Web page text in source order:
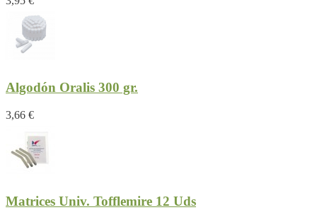
Algodón Oralis 300 gr.
3,66 €
Matrices Univ. Tofflemire 12 Uds